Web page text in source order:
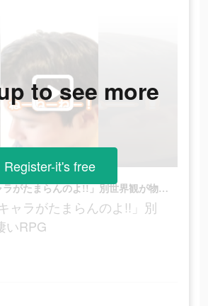
「キャラが!キャラがたまらんのよ!!」別世界観が物凄いRPG
ャラがたまらんのよ!!」別
いRPG
to see more
Register-it's free